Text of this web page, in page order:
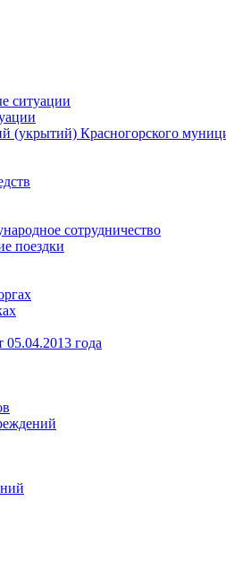
ситуации
(укрытий) Красногорского
сотрудничество
поездки
года